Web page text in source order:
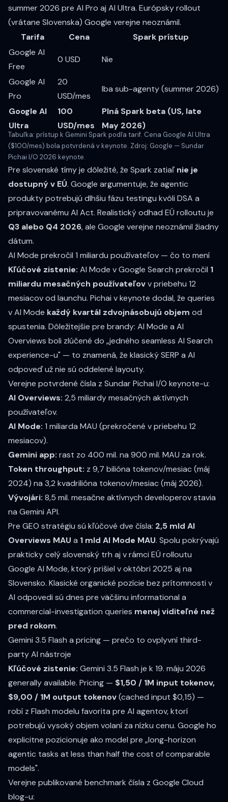
summer 2026 pre AI Pro aj AI Ultra. Európsky rollout
(vrátane Slovenska) Google verejne neoznámil.
Tarifa
Cena
Spark prístup
Google AI
Free
0 USD Nie
Google AI
Pro
20
USD/mes
Iba sub-agenty (summer 2026)
Google AI
Ultra
100
USD/mes
Plná Spark beta (US, late
May 2026)
Tabuľka: prístup k Gemini Spark podľa tarif. Cena Google AI Ultra
($100/mes) bola potvrdená v keynote. Zdroj: Google — Sundar
Pichai I/O 2026 keynote.
Pre slovenské tímy je dôležité, že Spark zatiaľ nie je
dostupný v EÚ. Google argumentuje, že agentic
produkty potrebujú dlhšiu fázu testingu kvôli DSA a
pripravovanému AI Act. Realistický odhad EÚ rolloutu je
Q3 alebo Q4 2026, ale Google verejne neoznámil žiadny
dátum.
AI Mode prekročil 1 miliardu používateľov — čo to mení
Kľúčové zistenie: AI Mode v Google Search prekročil 1
miliardu mesačných používateľovv priebehu 12
mesiacov od launchu. Pichai v keynote dodal, že queries
v AI Mode každý kvartál zdvojnásobujú objem od
spustenia. Dôležitejšie pre brandy: AI Mode a AI
Overviews boli zlúčené do „jedného seamless AI Search
experience-u" — to znamená, že klasický SERP a AI
odpoveď už nie sú oddelené layouty.
Verejne potvrdené čísla z Sundar Pichai I/O keynote-u:
AI Overviews: 2,5 miliardy mesačných aktívnych
používateľov.
AI Mode: 1 miliarda MAU (prekročené v priebehu 12
mesiacov).
Gemini app: rast zo 400 mil. na 900 mil. MAU za rok.
Token throughput: z 9,7 bilióna tokenov/mesiac (máj
2024) na 3,2 kvadrilióna tokenov/mesiac (máj 2026).
Vývojári: 8,5 mil. mesačne aktívnych developerov stavia
na Gemini API.
Pre GEO stratégiu sú kľúčové dve čísla: 2,5 mld AI
Overviews MAU a 1 mld AI Mode MAU. Spolu pokrývajú
prakticky celý slovenský trh aj v rámci EÚ rolloutu
Google AI Mode, ktorý prišiel v októbri 2025 aj na
Slovensko. Klasické organické pozície bez prítomnosti v
AI odpovedi sú dnes pre väčšinu informational a
commercial-investigation queries menej viditeľné než
pred rokom.
Gemini 3.5 Flash a pricing — prečo to ovplyvní third-
party AI nástroje
Kľúčové zistenie: Gemini 3.5 Flash je k 19. máju 2026
generally available. Pricing — $1,50 / 1M input tokenov,
$9,00 / 1M output tokenov(cached input $0,15) —
robí z Flash modelu favorita pre AI agentov, ktorí
potrebujú vysoký objem volaní za nízku cenu. Google ho
explicitne pozicionuje ako model pre „long-horizon
agentic tasks at less than half the cost of comparable
models".
Verejne publikované benchmark čísla z Google Cloud
blog-u: